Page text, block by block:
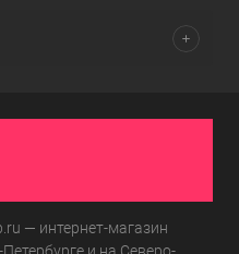
— интернет-магазин